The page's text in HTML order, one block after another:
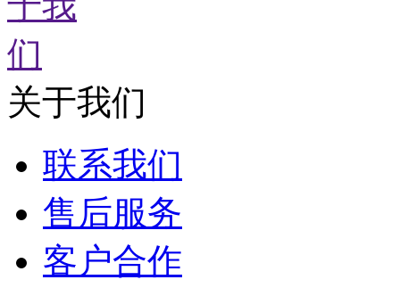
关于我们
联系我们
售后服务
客户合作